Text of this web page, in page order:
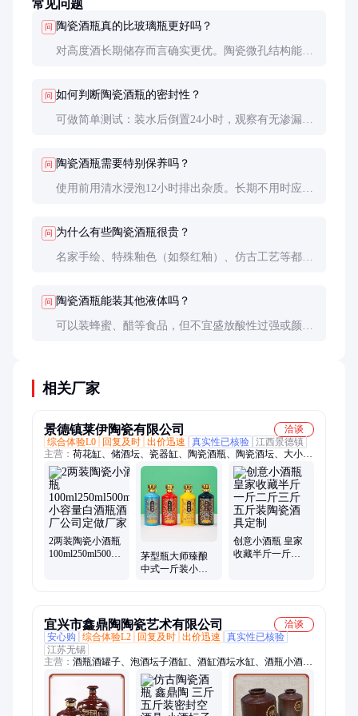
常见问题
问 陶瓷酒瓶真的比玻璃瓶更好吗？
对高度酒长期储存而言确实更优。陶瓷微孔结构能促
问 如何判断陶瓷酒瓶的密封性？
可做简单测试：装水后倒置24小时，观察有无渗漏。
问 陶瓷酒瓶需要特别保养吗？
使用前用清水浸泡12小时排出杂质。长期不用时应清
问 为什么有些陶瓷酒瓶很贵？
名家手绘、特殊釉色（如祭红釉）、仿古工艺等都会
问 陶瓷酒瓶能装其他液体吗？
可以装蜂蜜、醋等食品，但不宜盛放酸性过强或颜色
相关厂家
景德镇莱伊陶瓷有限公司
洽谈
综合体验L0
回复及时 出价迅速 真实性已核验 江西景德镇
主营： 荷花缸、储酒坛、瓷器缸、陶瓷酒瓶、陶瓷酒坛、大小容
量酒瓶定做、陶瓷盆、小酒瓶、陶瓷缸、陶瓷瓶、陶瓷画、陶瓷
罐、储酒罐、定制缸、藏酒瓶、骨灰盒、空酒瓶、存酒缸、酒坛
子、泡酒罐、白酒瓶、大口缸、瓷酒具
2两装陶瓷小酒瓶
100ml250ml500ml
茅型瓶大师臻酿
中式一斤装小酒
创意小酒瓶 皇家
收藏半斤一斤二
宜兴市鑫鼎陶陶瓷艺术有限公司
洽谈
安心购
综合体验L2 回复及时 出价迅速
真实性已核验
江苏无锡
主营： 酒瓶酒罐子、泡酒坛子酒缸、酒缸酒坛水缸、酒瓶小酒
坛、陶瓷泡酒坛、原浆陶瓷酒坛、酒瓶仿古陶瓷、铁树陶瓷花
盆、民间煨汤瓦罐